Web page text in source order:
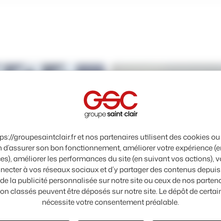
Panneau de gestion des
groupesaintclair.fr et nos partenaires utilisent des cookies
son bon fonctionnement, améliorer votre expérience
améliorer les performances du site (en suivant vos actions),
à vos réseaux sociaux et d’y partager des contenus
la publicité personnalisée sur notre site ou ceux de nos
classés peuvent être déposés sur notre site. Le dépôt de
nécessite votre consentement préalable.
Essence
KIA
CEED